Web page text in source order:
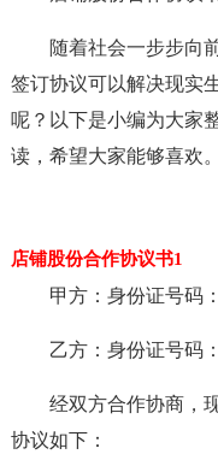
随着社会一步步向
签订协议可以解决现实
呢？以下是小编为大家
读，希望大家能够喜欢。
店铺股份合作协议书1
甲方：身份证号码：
乙方：身份证号码：
经双方合作协商，
协议如下：